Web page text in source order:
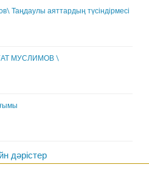
Таңдаулы аяттардың түсіндірмесі
МУСЛИМОВ \
дәрістер